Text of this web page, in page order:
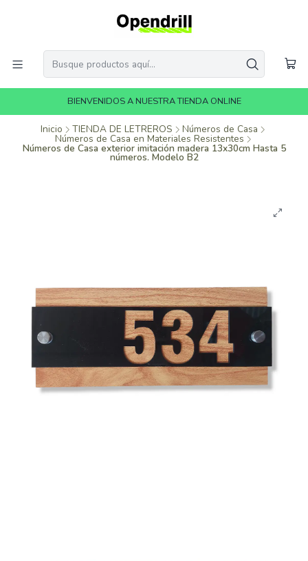
BIENVENIDOS A NUESTRA TIENDA ONLINE
Inicio TIENDA DE LETREROS Números de Casa
Números de Casa en Materiales Resistentes
Números de Casa exterior imitación madera 13x30cm Hasta 5
números. Modelo B2